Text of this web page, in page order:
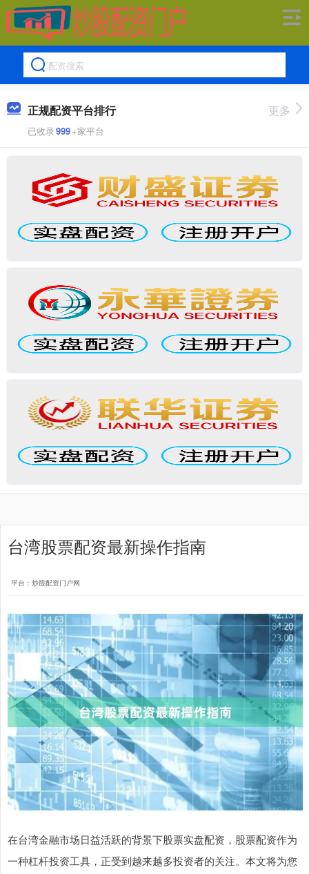
正规配资平台排行
已收录999+家平台
更多
台湾股票配资最新操作指南
平台：炒股配资门户网
在台湾金融市场日益活跃的背景下股票实盘配资，股票配资作为
一种杠杆投资工具，正受到越来越多投资者的关注。本文将为您